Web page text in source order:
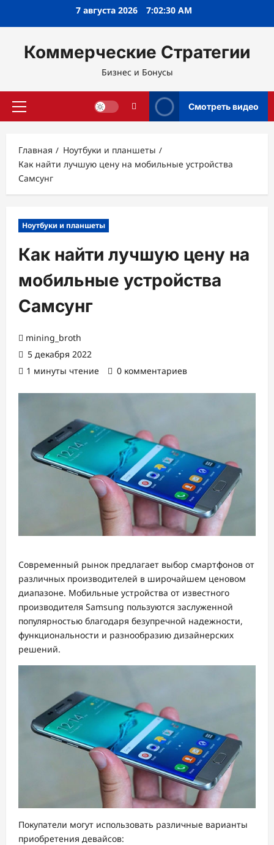
7 августа 2026 7:02:31 AM
Коммерческие Стратегии
Бизнес и Бонусы
Основное
Смотреть видео
Главная
Ноутбуки и планшеты
Как найти лучшую цену на мобильные устройства
Самсунг
Ноутбуки и планшеты
Как найти лучшую цену на
мобильные устройства
Самсунг
mining_broth
5 декабря 2022
1 минуты чтение
0 комментариев
Современный рынок предлагает выбор смартфонов от
различных производителей в широчайшем ценовом
диапазоне. Мобильные устройства от известного
производителя Samsung пользуются заслуженной
популярностью благодаря безупречной надежности,
функциональности и разнообразию дизайнерских
решений.
Покупатели могут использовать различные варианты
приобретения девайсов: